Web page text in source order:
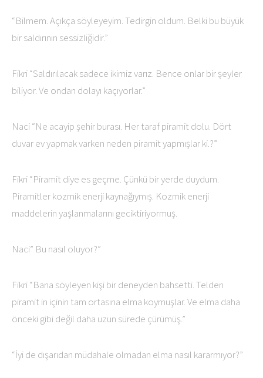
“Bilmem. Açıkça söyleyeyim. Tedirgin oldum. Belki bu büyük
bir saldırının sessizliğidir.”
Fikri “Saldırılacak sadece ikimiz varız. Bence onlar bir şeyler
biliyor. Ve ondan dolayı kaçıyorlar.”
Naci “Ne acayip şehir burası. Her taraf piramit dolu. Dört
duvar ev yapmak varken neden piramit yapmışlar ki.?”
Fikri “Piramit diye es geçme. Çünkü bir yerde duydum.
Piramitler kozmik enerji kaynağıymış. Kozmik enerji
maddelerin yaşlanmalarını geciktiriyormuş.
Naci” Bu nasıl oluyor?”
Fikri “Bana söyleyen kişi bir deneyden bahsetti. Telden
piramit in içinin tam ortasına elma koymuşlar. Ve elma daha
önceki gibi değil daha uzun sürede çürümüş.”
“İyi de dışarıdan müdahale olmadan elma nasıl kararmıyor?”